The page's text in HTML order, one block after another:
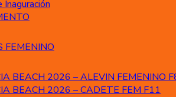
Inaguración
FEMENINO
BEACH 2026 – ALEVIN FEMENINO
BEACH 2026 – CADETE FEM F11